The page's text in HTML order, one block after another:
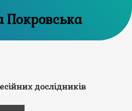
Покровська
дослідників